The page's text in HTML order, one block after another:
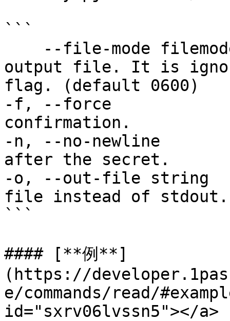
```
output file. It is
flag. (default 0600)
-f, --force
confirmation.
-n, --no-newline
after the secret.
-o, --out-file string
file instead of stdout.
```
#### [**例**]
(https://
e/commands/read/
id="sxrv06lvssn5"></a>